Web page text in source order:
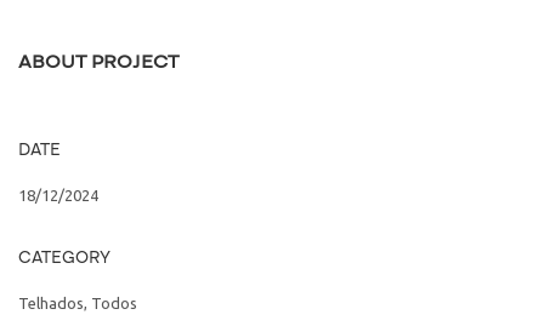
ABOUT PROJECT
DATE
18/12/2024
CATEGORY
Telhados, Todos